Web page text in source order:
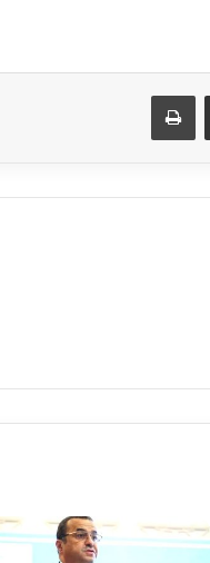
مشاركة عبر البريد